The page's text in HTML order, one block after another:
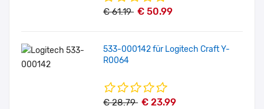
€ 61.19 € 50.99
533-000142 für Logitech Craft Y-
R0064
€ 28.79 € 23.99